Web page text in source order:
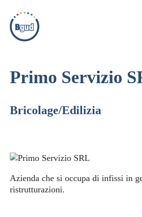
Azienda che si occupa di infissi in
ristrutturazioni.
Primo Servizio
Bricolage/Edilizia